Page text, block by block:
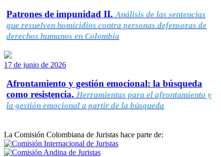
Patrones de impunidad II. Análisis de las sentencias
que resuelven homicidios contra personas defensoras de
derechos humanos en Colombia
17 de junio de 2026
Afrontamiento y gestión emocional: la búsqueda
como resistencia. Herramientas para el afrontamiento y
la gestión emocional a partir de la búsqueda
La Comisión Colombiana de Juristas hace parte de: